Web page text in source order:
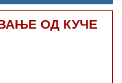
ОД КУЧЕ